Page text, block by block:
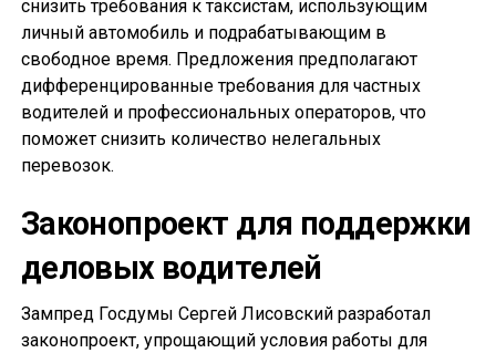
снизить требования к таксистам, использующим
личный автомобиль и подрабатывающим в
свободное время. Предложения предполагают
дифференцированные требования для частных
водителей и профессиональных операторов, что
поможет снизить количество нелегальных
перевозок.
Законопроект для поддержки
деловых водителей
Зампред Госдумы Сергей Лисовский разработал
законопроект, упрощающий условия работы для